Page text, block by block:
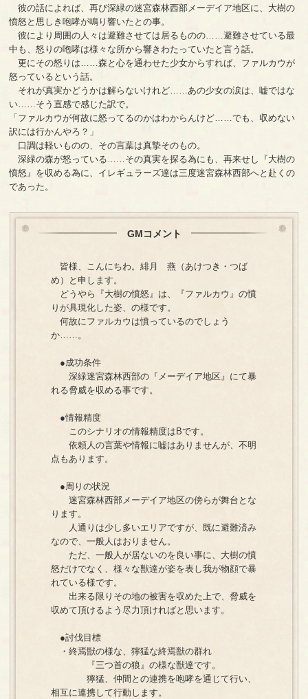
彼の話によれば、再び深緑の迷宮森林西部メーデイア地区に、大樹の
憤怒と思しき咆哮が鳴り響いたとの事。
彼により周囲の人々は避難させては居るものの……避難させている最
中も、怒りの咆哮は様々な所から響きわたっていたと言う話。
更にその怒りは……森と心を通わせた少女からすれば、ファルカウが
怒っているという話。
それが真実かどうかは解らないけれど……あの少女の涙は、嘘ではな
い……そう直感で感じた訳で。
「ファルカウが何故に怒ってるのかはわからんけど……でも、収めない
訳には行かんやろ？」
口調は軽いものの、その言葉は真摯そのもの。
深緑の森が怒っている……その真実を探る為にも、再来せし『大樹の
憤怒』を収める為に、イレギュラーズ達は三度迷宮森林西部へと赴くの
であった。
GMコメント
皆様、こんにちわ。緋月 燕（あけつき・つば
め）と申します。
どうやら『大樹の憤怒』は、『ファルカウ』の憤
りが具現化した姿、の様です。
何故にファルカウは憤っているのでしょう
か……。
●成功条件
深緑迷宮森林西部の『メーデイア地区』にて暴
れる脅威を収める事です。
●情報精度
このシナリオの情報精度はBです。
依頼人の言葉や情報に嘘はありませんが、不明
点もあります。
●周りの状況
迷宮森林西部メーデイア地区の傍らが舞台とな
ります。
人通りは少し多いエリアですが、既に避難済み
なので、一般人はおりません。
ただ、一般人が居ないのを良い事に、大樹の憤
怒だけでなく、様々な獣達が姿を表し我が物顔で暴
れている様です。
出来る限りその地の被害を収めた上で、脅威を
収めて頂けるよう尽力頂ければと思います。
●討伐目標
・終焉獣の様な、獰猛な終焉獣の群れ
『三つ首の狼』の様な獣達です。
獰猛、仲間との連携を咆哮を通じて行い、
相互に連携して行動します。